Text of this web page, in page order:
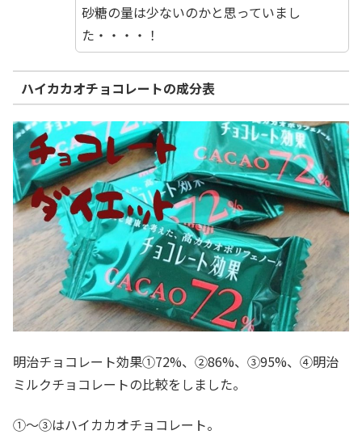
砂糖の量は少ないのかと思っていまし
た・・・・！
ハイカカオチョコレートの成分表
明治チョコレート効果①72%、②86%、③95%、④明治
ミルクチョコレートの比較をしました。
①〜③はハイカカオチョコレート。